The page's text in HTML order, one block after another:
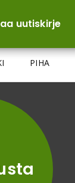
uutiskirje
PIHA